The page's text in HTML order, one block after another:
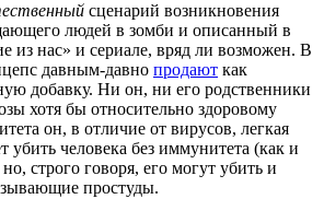
сценарий возникновения
людей в зомби и описанный в
из нас» и сериале, вряд ли возможен. В
давным-давно продают как
добавку. Ни он, ни его родственники
хотя бы относительно здоровому
он, в отличие от вирусов, легкая
человека без иммунитета (как и
строго говоря, его могут убить и
простуды.